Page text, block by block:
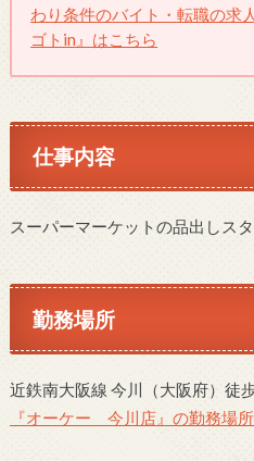
わり条件のバイト・転職の求
ゴトin』はこちら
仕事内容
スーパーマーケットの品出しス
勤務場所
近鉄南大阪線 今川（大阪府）徒
『オーケー 今川店』の勤務場